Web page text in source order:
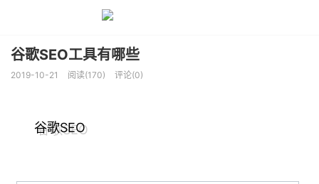
谷歌SEO工具有哪些
2019-10-21 阅读(170) 评论(0)
谷歌SEO